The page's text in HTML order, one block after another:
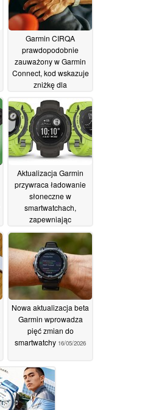
Garmin CIRQA
prawdopodobnie
zauważony w Garmin
Connect, kod wskazuje
zniżkę dla
21/05/2026
Aktualizacja Garmin
przywraca ładowanie
słoneczne w
smartwatchach,
zapewniając
nieograniczoną
żywotność baterii
19/05/2026
Nowa aktualizacja beta
Garmin wprowadza
pięć zmian do
smartwatchy 16/05/2026